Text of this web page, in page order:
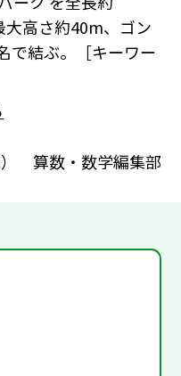
高さ約40m、ゴン
で結ぶ。［キーワー
算数・数学編集部